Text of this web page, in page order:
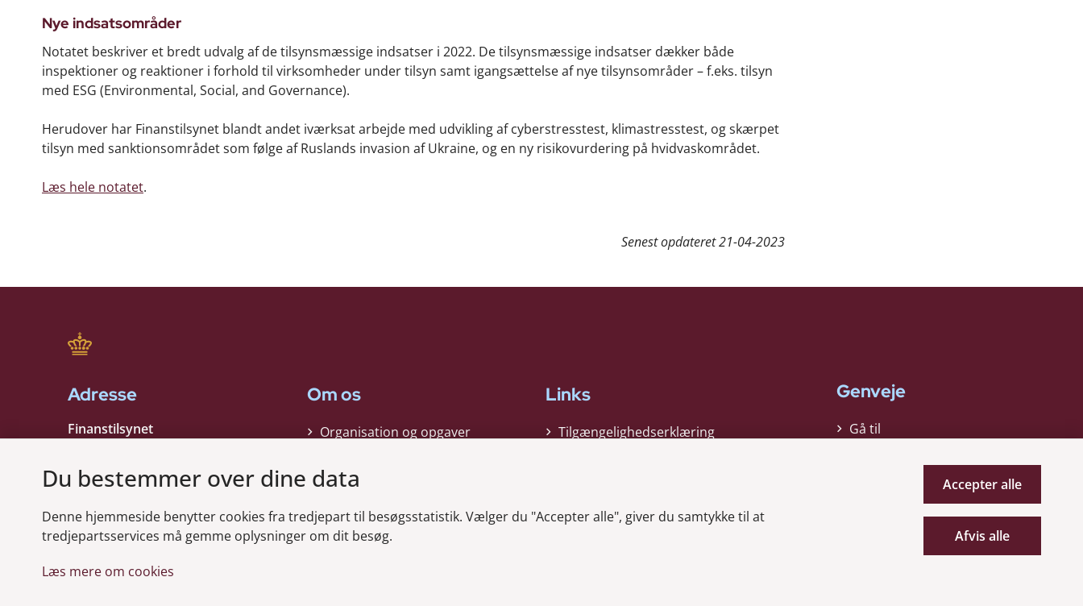
Nye indsatsområder
Notatet beskriver et bredt udvalg af de tilsynsmæssige indsatser i 2022. De tilsynsmæssige indsatser dækker både
inspektioner og reaktioner i forhold til virksomheder under tilsyn samt igangsættelse af nye tilsynsområder – f.eks. tilsyn
med ESG (Environmental, Social, and Governance).
Herudover har Finanstilsynet blandt andet iværksat arbejde med udvikling af cyberstresstest, klimastresstest, og skærpet
tilsyn med sanktionsområdet som følge af Ruslands invasion af Ukraine, og en ny risikovurdering på hvidvaskområdet.
Læs hele notatet.
Senest opdateret21-04-2023
Adresse
Finanstilsynet
1401 København K
CVR nummer:10598184
Om os
Organisation og opgaver
Kontakt
Modtag nyheder
Links
Tilgængelighedserklæring
Whistleblower
Genveje
Gå til
Du bestemmer over dine data
Denne hjemmeside benytter cookies fra tredjepart til besøgsstatistik. Vælger du "Accepter alle", giver du samtykke til at
tredjepartsservices må gemme oplysninger om dit besøg.
Læs mere om cookies
Accepter alle
Afvis alle